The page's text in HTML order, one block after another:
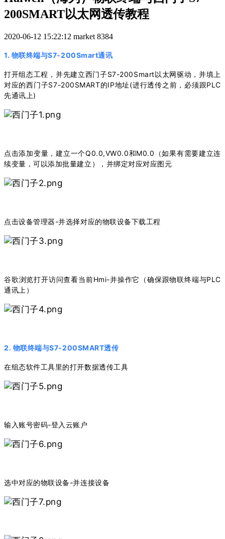
200SMART以太网透传教程
2020-06-12 15:22:12 market 8384
1. 物联终端与S7-200Smart通讯
打开组态工程，并先建立西门子S7-200Smart以太网驱动，并填上
对应的西门子S7-200SMART的IP地址(进行透传之前，必须跟PLC
先通讯上)
点击添加变量，建立一个Q0.0,VW0.0和M0.0（如果有需要建立连
续变量，可以添加批量建立），并绑定对应对应图元
点击设备管理器-并选择对应的物联设备下载工程
谷歌浏览打开访问查看当前Hmi-并操作它（确保跟物联终端与PLC
通讯上）
2. 物联终端与S7-200SMART透传
在组态软件工具里的打开数据透传工具
输入账号密码-登入云账户
选中对应的物联设备-并连接设备